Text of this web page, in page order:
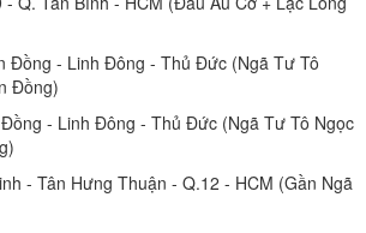
Đồng - Linh Đông - Thủ Đức (Ngã Tư Tô
Đồng)
- Linh Đông - Thủ Đức (Ngã Tư Tô Ngọc
- Tân Hưng Thuận - Q.12 - HCM (Gần Ngã